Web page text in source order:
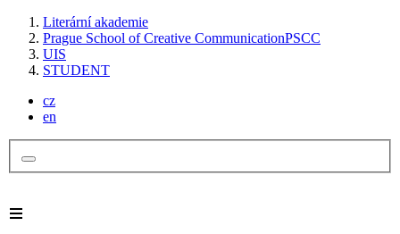
Literární akademie
Prague School of Creative CommunicationPSCC
UIS
STUDENT
cz
en